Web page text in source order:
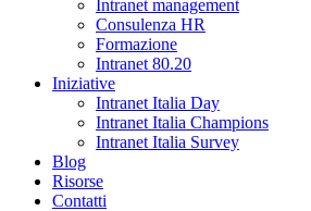
Intranet management
Consulenza HR
Formazione
Intranet 80.20
Iniziative
Intranet Italia Day
Intranet Italia Champions
Intranet Italia Survey
Blog
Risorse
Contatti